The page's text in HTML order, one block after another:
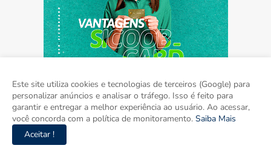
Home
Este site utiliza cookies e tecnologias de terceiros (Google) para
personalizar anúncios e analisar o tráfego. Isso é feito para
garantir e entregar a melhor experiência ao usuário. Ao acessar,
você concorda com a política de monitoramento. Saiba Mais
Aceitar !